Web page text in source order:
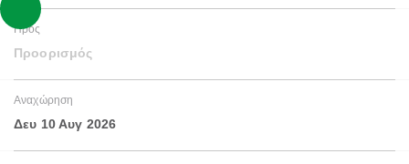
Προς
Προορισμός
Αναχώρηση
Δευ 10 Αυγ 2026